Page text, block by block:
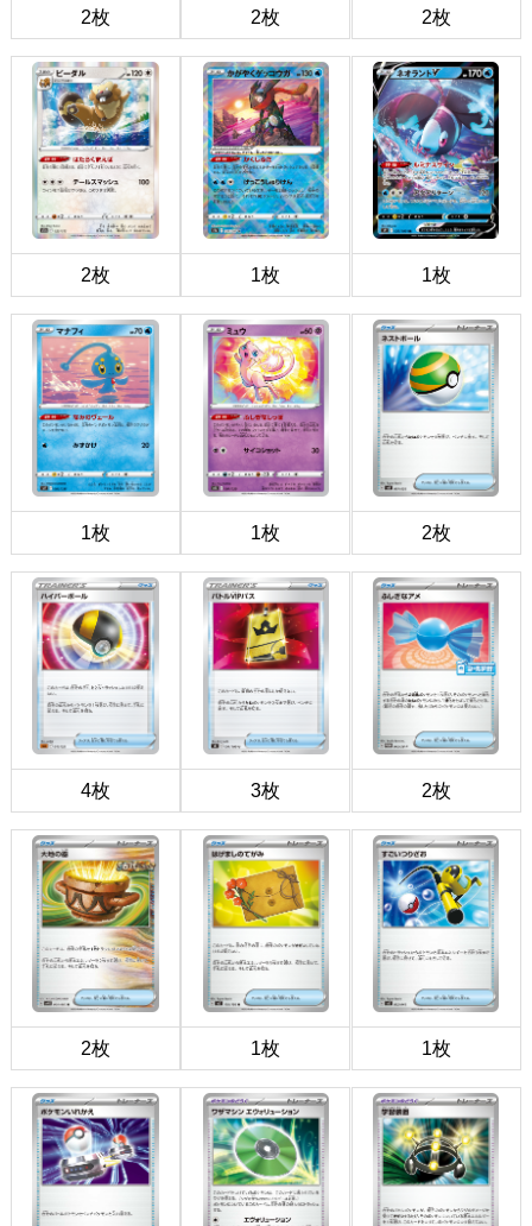
2枚 2枚 2枚
2枚 1枚 1枚
1枚 1枚 2枚
4枚 3枚 2枚
2枚 1枚 1枚